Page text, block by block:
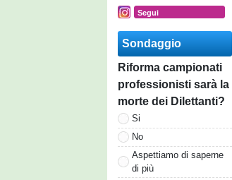
Segui
Sondaggio
Riforma campionati
professionisti sarà la
morte dei Dilettanti?
Si
No
Aspettiamo di saperne
di più